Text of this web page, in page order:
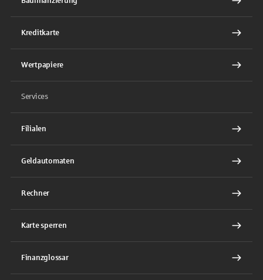
Kreditkarte
Wertpapiere
Services
Filialen
Geldautomaten
Rechner
Karte sperren
Finanzglossar